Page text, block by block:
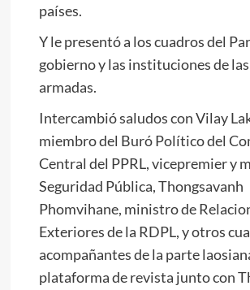
países.
Y le presentó a los cuadros del
gobierno y las instituciones de
armadas.
Intercambió saludos con Vilay
miembro del Buró Político del
Central del PPRL, vicepremier y
Seguridad Pública, Thongsavanh
Phomvihane, ministro de
Exteriores de la RDPL, y otros
acompañantes de la parte
plataforma de revista junto con